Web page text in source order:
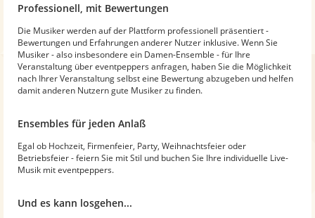
Professionell, mit Bewertungen
Die Musiker werden auf der Plattform professionell präsentiert -
Bewertungen und Erfahrungen anderer Nutzer inklusive. Wenn Sie
Musiker - also insbesondere ein Damen-Ensemble - für Ihre
Veranstaltung über eventpeppers anfragen, haben Sie die Möglichkeit
nach Ihrer Veranstaltung selbst eine Bewertung abzugeben und helfen
damit anderen Nutzern gute Musiker zu finden.
Ensembles für jeden Anlaß
Egal ob Hochzeit, Firmenfeier, Party, Weihnachtsfeier oder
Betriebsfeier - feiern Sie mit Stil und buchen Sie Ihre individuelle Live-
Musik mit eventpeppers.
Und es kann losgehen...